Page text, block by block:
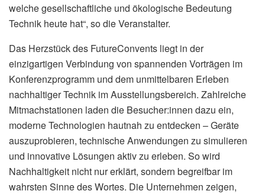
welche gesellschaftliche und ökologische Bedeutung
Technik heute hat“, so die Veranstalter.
Das Herzstück des FutureConvents liegt in der
einzigartigen Verbindung von spannenden Vorträgen im
Konferenzprogramm und dem unmittelbaren Erleben
nachhaltiger Technik im Ausstellungsbereich. Zahlreiche
Mitmachstationen laden die Besucher:innen dazu ein,
moderne Technologien hautnah zu entdecken – Geräte
auszuprobieren, technische Anwendungen zu simulieren
und innovative Lösungen aktiv zu erleben. So wird
Nachhaltigkeit nicht nur erklärt, sondern begreifbar im
wahrsten Sinne des Wortes. Die Unternehmen zeigen,